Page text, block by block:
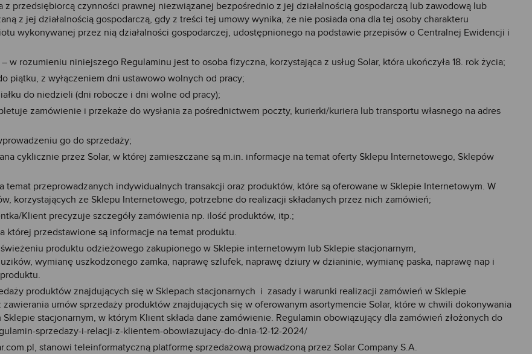
z przedsiębiorcą czynności prawnej niezwiązanej bezpośrednio z jej działalnością gospodarczą lub zawodową lub
z jej działalnością gospodarczą, gdy z treści tej umowy wynika, że nie posiada ona dla tej osoby charakteru
wykonywanej przez nią działalności gospodarczej, udostępnionego na podstawie przepisów o Centralnej Ewidencji i
– w rozumieniu niniejszego Regulaminu jest to osoba fizyczna, korzystająca z usług Solar, która ukończyła 18. rok życia;
piątku, z wyłączeniem dni ustawowo wolnych od pracy;
do niedzieli (dni robocze i dni wolne od pracy);
zamówienie i przekaże do wysłania za pośrednictwem poczty, kurierki/kuriera lub transportu własnego na adres
go do sprzedaży;
cyklicznie przez Solar, w której zamieszczane są m.in. informacje na temat oferty Sklepu Internetowego, Sklepów
temat przeprowadzanych indywidualnych transakcji oraz produktów, które są oferowane w Sklepie Internetowym. W
korzystających ze Sklepu Internetowego, potrzebne do realizacji składanych przez nich zamówień;
Klient precyzuje szczegóły zamówienia np. ilość produktów, itp.;
której przedstawione są informacje na temat produktu.
produktu odzieżowego zakupionego w Sklepie internetowym lub Sklepie stacjonarnym,
wymianę uszkodzonego zamka, naprawę szlufek, naprawę dziury w dzianinie, wymianę paska, naprawę nap i
produktów znajdujących się w Sklepach stacjonarnych i zasady i warunki realizacji zamówień w Sklepie
umów sprzedaży produktów znajdujących się w oferowanym asortymencie Solar, które w chwili dokonywania
stacjonarnym, w którym Klient składa dane zamówienie. Regulamin obowiązujący dla zamówień złożonych do
sprzedazy-i-relacji-z-klientem-obowiazujacy-do-dnia-12-12-2024/
, stanowi teleinformatyczną platformę sprzedażową prowadzoną przez Solar Company S.A.